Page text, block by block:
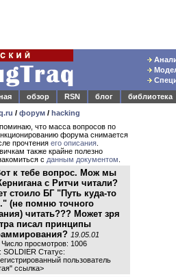
обзор RSN блог
библиотека
/ форум / hacking
что масса вопросов по
форума снимается
прочтения его описания
также крайне полезно
с данным документом
к тебе вопрос. Мож мы
с Ритчи читали?
стоило БГ "Путь куда-то
(не помню точного
читать??? Может зря
писал принципы
19.05.01
Число просмотров: 1006
SOLDIER Статус:
пользователь
ссылка>